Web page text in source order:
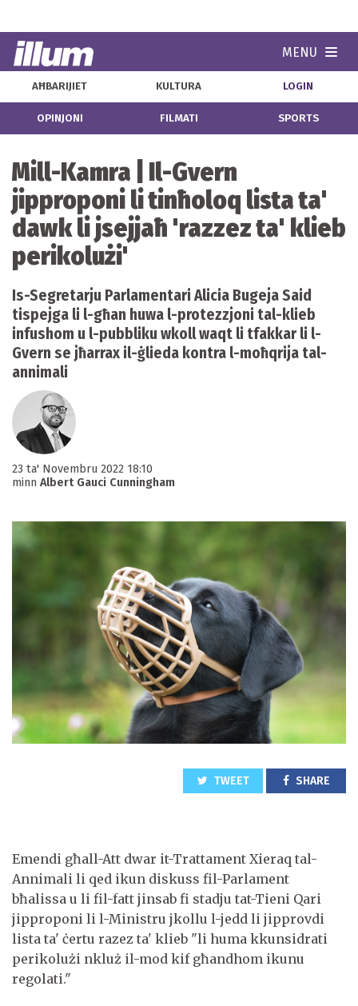
MENU
AĦBARIJIET KULTURA LOGIN
OPINJONI FILMATI SPORTS
Mill-Kamra | Il-Gvern
jipproponi li tinħoloq lista ta'
dawk li jsejjaħ 'razzez ta' klieb
perikolużi'
Is-Segretarju Parlamentari Alicia Bugeja Said
tispejga li l-għan huwa l-protezzjoni tal-klieb
infushom u l-pubbliku wkoll waqt li tfakkar li l-
Gvern se jħarrax il-ġlieda kontra l-moħqrija tal-
annimali
23 ta' Novembru 2022 18:10
minn Albert Gauci Cunningham
TWEET SHARE
Emendi għall-Att dwar it-Trattament Xieraq tal-
Annimali li qed ikun diskuss fil-Parlament
bħalissa u li fil-fatt jinsab fi stadju tat-Tieni Qari
jipproponi li l-Ministru jkollu l-jedd li jipprovdi
lista ta' ċertu razez ta' klieb "li huma kkunsidrati
perikolużi nkluż il-mod kif għandhom ikunu
regolati."